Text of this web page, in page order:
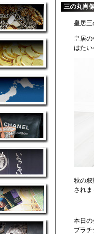
三の丸肖
皇居
皇居
はたい
秋の叙
されま
本日の
プラチ